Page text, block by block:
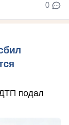
0
подал